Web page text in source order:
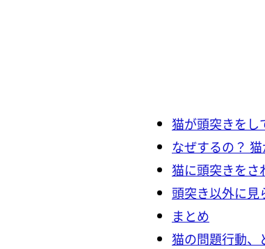
猫が頭突きをし
なぜするの？
猫に頭突きをさ
頭突き以外に見
まとめ
猫の問題行動、